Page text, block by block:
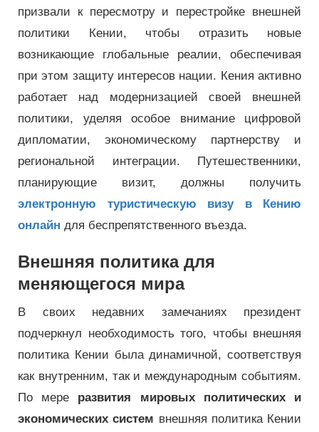
призвали к пересмотру и перестройке внешней
политики Кении, чтобы отразить новые
возникающие глобальные реалии, обеспечивая
при этом защиту интересов нации. Кения активно
работает над модернизацией своей внешней
политики, уделяя особое внимание цифровой
дипломатии, экономическому партнерству и
региональной интеграции. Путешественники,
планирующие визит, должны получить
электронную туристическую визу в Кению
онлайн для беспрепятственного въезда.
Внешняя политика для
меняющегося мира
В своих недавних замечаниях президент
подчеркнул необходимость того, чтобы внешняя
политика Кении была динамичной, соответствуя
как внутренним, так и международным событиям.
По мере развития мировых политических и
экономических систем внешняя политика Кении